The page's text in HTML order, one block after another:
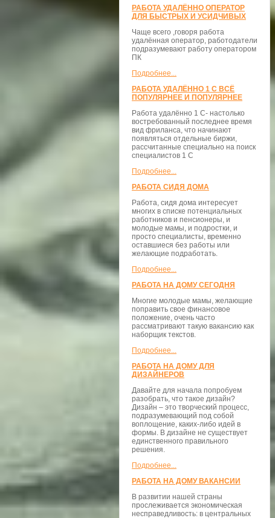
РАБОТА УДАЛЁННО ОПЕРАТОР
ДЛЯ БЫСТРЫХ И УСИДЧИВЫХ
Чаще всего ,говоря работа
удалённая оператор, работодатели
подразумевают работу оператором
ПК
Подробнее...
РАБОТА УДАЛЁННО 1 С ВСЁ
ПОПУЛЯРНЕЕ И ПОПУЛЯРНЕЕ
Работа удалённо 1 С- настолько
востребованный последнее время
вид фриланса, что начинают
появляться отдельные биржи,
рассчитанные специально на поиск
специалистов 1 С
Подробнее...
РАБОТА СИДЯ ДОМА
Работа, сидя дома интересует
многих в списке потенциальных
работников и пенсионеры, и
молодые мамы, и подростки, и
просто специалисты, временно
оставшиеся без работы или
желающие подработать.
Подробнее...
РАБОТА НА ДОМУ СЕГОДНЯ
Многие молодые мамы, желающие
поправить свое финансовое
положение, очень часто
рассматривают такую вакансию как
наборщик текстов.
Подробнее...
РАБОТА НА ДОМУ ДЛЯ
ДИЗАЙНЕРОВ
Давайте для начала попробуем
разобрать, что такое дизайн?
Дизайн – это творческий процесс,
подразумевающий под собой
воплощение, каких-либо идей в
формы. В дизайне не существует
единственного правильного
решения.
Подробнее...
РАБОТА НА ДОМУ ВАКАНСИИ
В развитии нашей страны
прослеживается экономическая
несправедливость: в центральных